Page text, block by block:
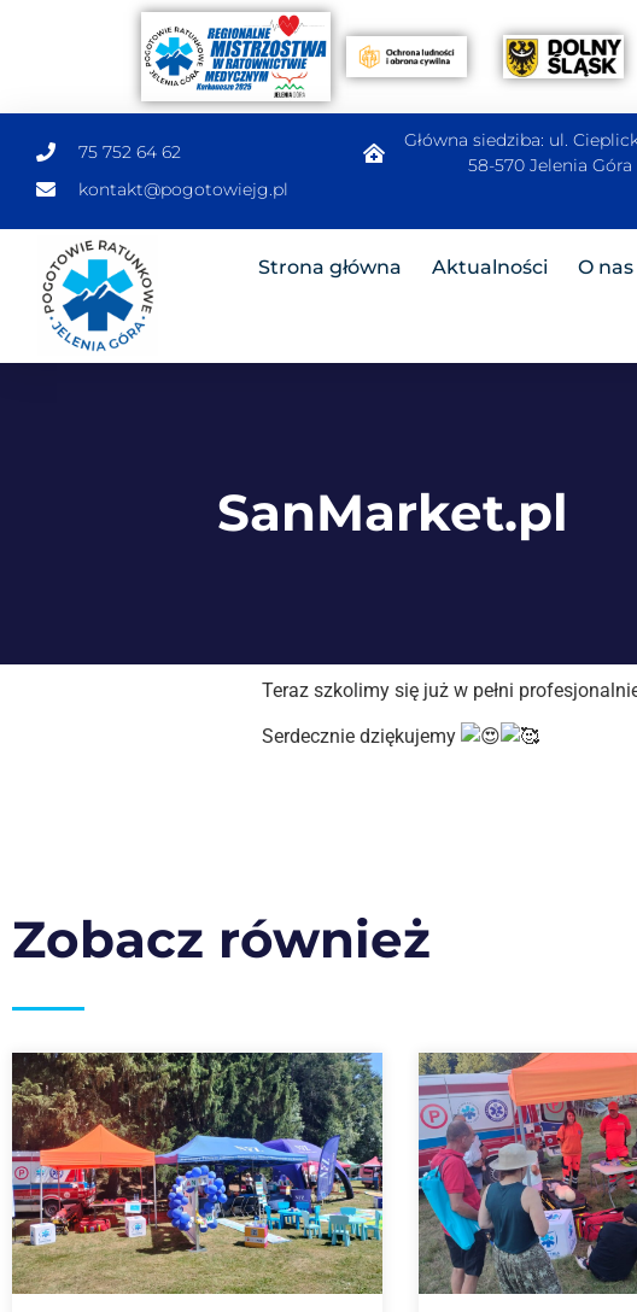
75 752 64 62
lp.gjeiwotogop
@tkatnok
Główna siedziba: ul.
58-570 Jelenia Góra
Strona główna Aktualności O nas
SanMarket.pl
Teraz szkolimy się już w pełni
Serdecznie dziękujemy
Zobacz również